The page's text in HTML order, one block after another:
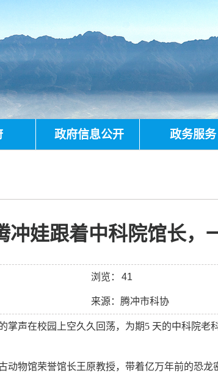
政府信息公开 政务服务
冲娃跟着中科院馆长，
41
浏览：
来源：腾冲市科协
掌声在校园上空久久回荡，为期5 天的中科院老
动物馆荣誉馆长王原教授，带着亿万年前的恐龙